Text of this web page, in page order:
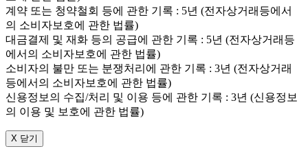
계약 또는 청약철회 등에 관한 기록 : 5년 (전자상거래등에서
의 소비자보호에 관한 법률)
대금결제 및 재화 등의 공급에 관한 기록 : 5년 (전자상거래등
에서의 소비자보호에 관한 법률)
소비자의 불만 또는 분쟁처리에 관한 기록 : 3년 (전자상거래
등에서의 소비자보호에 관한 법률)
신용정보의 수집/처리 및 이용 등에 관한 기록 : 3년 (신용정보
의 이용 및 보호에 관한 법률)
X 닫기